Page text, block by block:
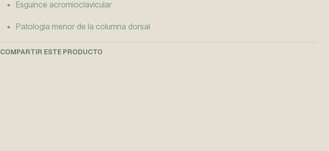
Esguince acromioclavicular
Patología menor de la columna dorsal
COMPARTIR ESTE PRODUCTO